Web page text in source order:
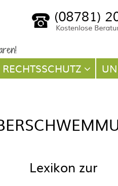
RECHTSSCHUTZ
Lexikon zur